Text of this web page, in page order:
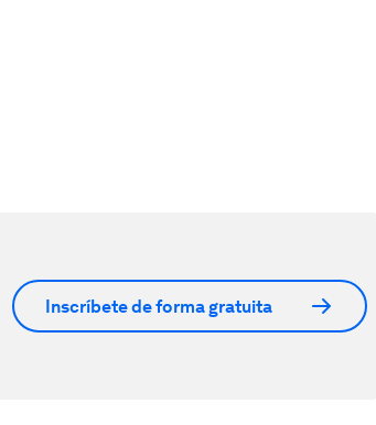
Inscríbete de forma gratuita